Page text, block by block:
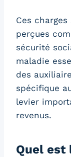
Ces
perçues
sécurité
maladie
des
spécifique
levier
revenus.
Quel est